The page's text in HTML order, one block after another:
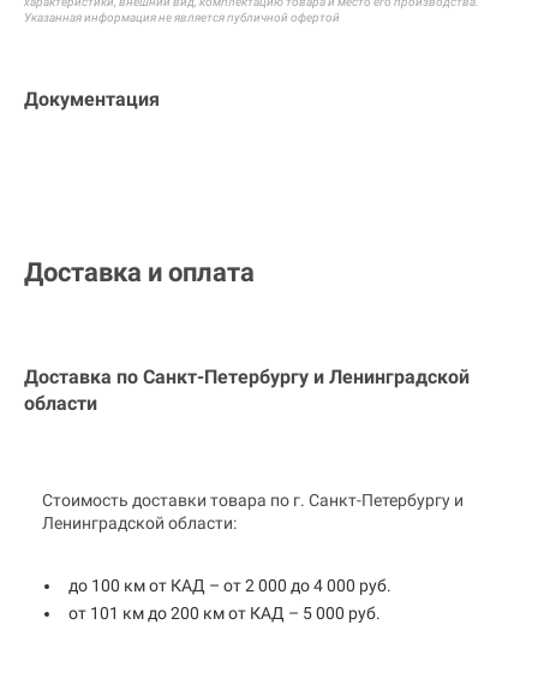
Указанная информация не является публичной офертой
Документация
Доставка и оплата
Доставка по Санкт-Петербургу и Ленинградской
области
Стоимость доставки товара по г. Санкт-Петербургу и
Ленинградской области:
до 100 км от КАД – от 2 000 до 4 000 руб.
от 101 км до 200 км от КАД – 5 000 руб.